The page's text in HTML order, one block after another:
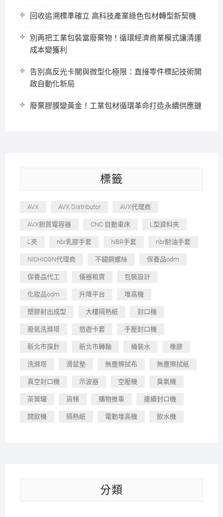
回收追溯標準確立 高科技產業綠色包材轉型新契機
別再把工業包裝當廢棄物！循環經濟商業模式讓清運
成本變獲利
告別高反光卡關與微型化極限：直接零件標記技術開
啟自動化新局
廢棄膠膜變黃金！工業包材循環革命打造永續供應鏈
標籤
AVX AVX Distributor AVX代理商
AVX鉭質電容器 CNC 自動車床 L型資料夾
L夾 nbr乳膠手套 NBR手套 nbr耐油手套
NICHICON代理商 不鏽鋼螺絲 保養品odm
保養品代工 儀器租賃 包裝設計
化妝品odm 升降平台 堆高機
塑膠射出成型 大樓隔熱紙 封口機
廢氣洗滌塔 悠遊卡套 手壓封口機
新北市探針 新北市轉軸 桶裝水 橡膠
洗滌塔 滑鼠墊 無塵擦拭布 無塵擦拭紙
真空封口機 示波器 空壓機 臭氧機
茶葉罐 貨梯 購物推車 連續封口機
開飲機 隔熱紙 電動堆高機 飲水機
分類